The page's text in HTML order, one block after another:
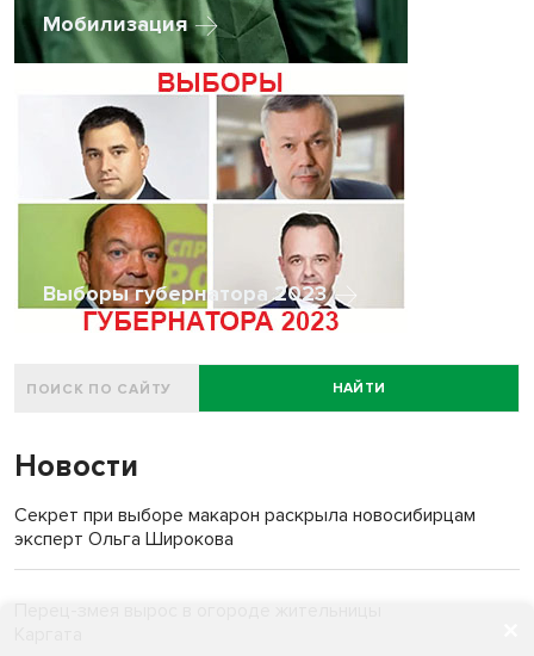
Мобилизация
Выборы губернатора 2023
НАЙТИ
Новости
Секрет при выборе макарон раскрыла новосибирцам
эксперт Ольга Широкова